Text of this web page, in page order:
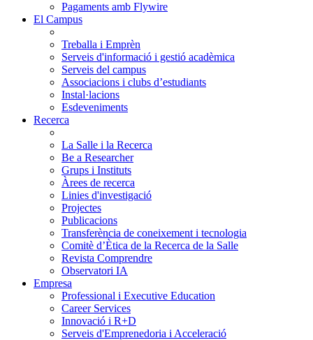
Pagaments amb Flywire
El Campus
Treballa i Emprèn
Serveis d'informació i gestió acadèmica
Serveis del campus
Associacions i clubs d’estudiants
Instal·lacions
Esdeveniments
Recerca
La Salle i la Recerca
Be a Researcher
Grups i Instituts
Àrees de recerca
Linies d'investigació
Projectes
Publicacions
Transferència de coneixement i tecnologia
Comitè d’Ètica de la Recerca de la Salle
Revista Comprendre
Observatori IA
Empresa
Professional i Executive Education
Career Services
Innovació i R+D
Serveis d'Emprenedoria i Acceleració